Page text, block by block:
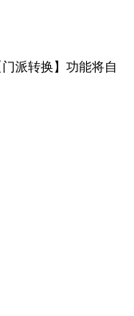
派转换】功能将自